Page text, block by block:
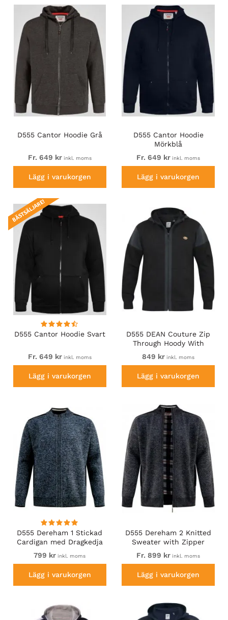
D555 Cantor Hoodie Grå
Fr. 649 krinkl. moms
Lägg i varukorgen
D555 Cantor Hoodie
Mörkblå
Fr. 649 kr inkl. moms
Lägg i varukorgen
D555 Cantor Hoodie Svart
BÄSTSÄLJARE!
Fr. 649 krinkl. moms
Lägg i varukorgen
D555 DEAN Couture Zip
Through Hoody With
Woven Contrast Fabric
Trim Black
849 kr inkl. moms
Lägg i varukorgen
D555 Dereham 1 Stickad
Cardigan med Dragkedja
och Foder Marinblå
799 kr inkl. moms
Lägg i varukorgen
D555 Dereham 2 Knitted
Sweater with Zipper
Charcoal Marl
Fr. 899 kr inkl. moms
Lägg i varukorgen